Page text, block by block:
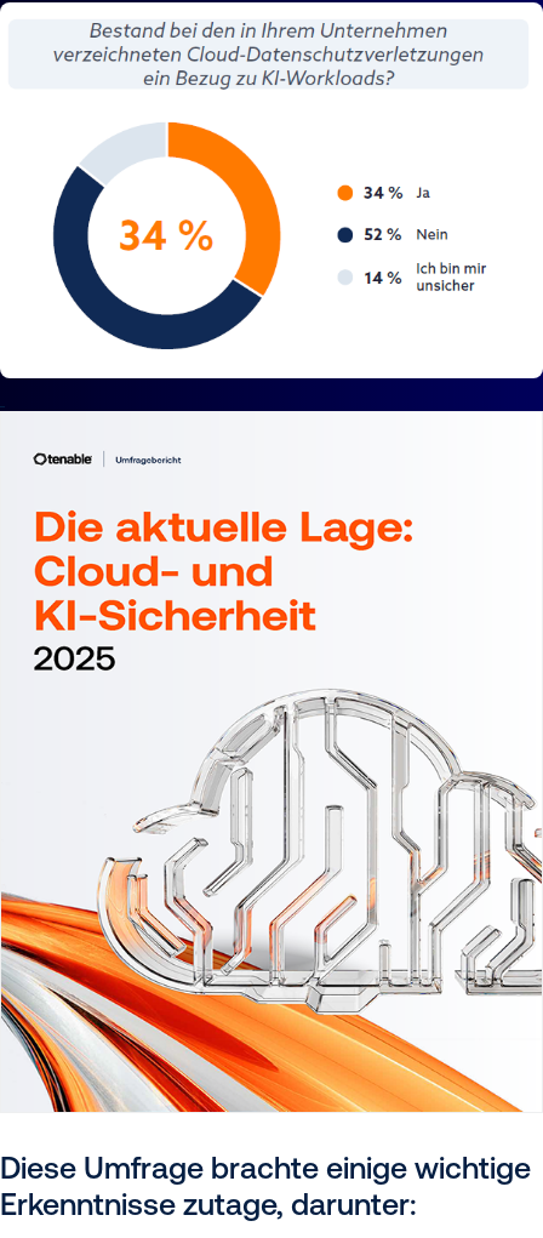
Diese Umfrage brachte einige wichtige
Erkenntnisse zutage, darunter: